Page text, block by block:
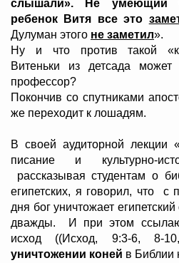
слышали». Не умеющий
ребенок Витя все это
Дулуман этого не заметил».
Ну и что против такой
Витеньки из детсада
профессор?
Покончив со спутниками
же переходит к лошадям.
В своей аудиторной лекции
писание и культурно-
рассказывая студентам о
египетских, я говорил, что с
дня бог уничтожает
дважды. И при этом
исход ((Исход, 9:3-6, 8-
уничтожении коней в Библии